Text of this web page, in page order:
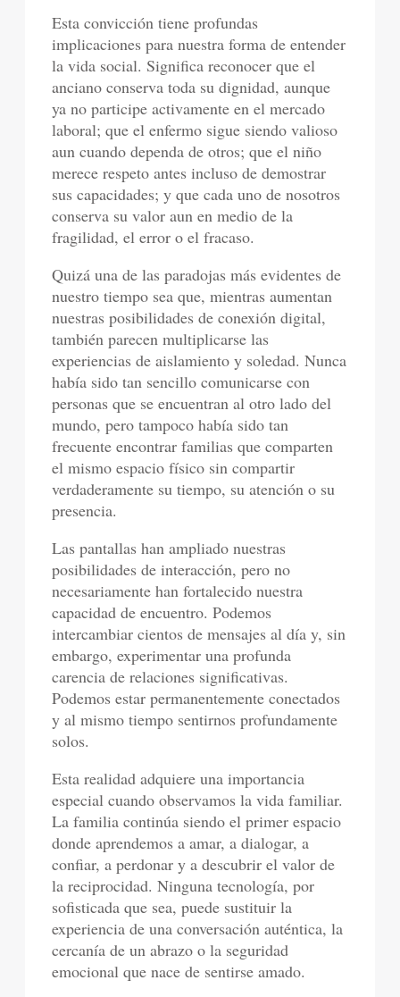
Esta convicción tiene profundas
implicaciones para nuestra forma de entender
la vida social. Significa reconocer que el
anciano conserva toda su dignidad, aunque
ya no participe activamente en el mercado
laboral; que el enfermo sigue siendo valioso
aun cuando dependa de otros; que el niño
merece respeto antes incluso de demostrar
sus capacidades; y que cada uno de nosotros
conserva su valor aun en medio de la
fragilidad, el error o el fracaso.
Quizá una de las paradojas más evidentes de
nuestro tiempo sea que, mientras aumentan
nuestras posibilidades de conexión digital,
también parecen multiplicarse las
experiencias de aislamiento y soledad. Nunca
había sido tan sencillo comunicarse con
personas que se encuentran al otro lado del
mundo, pero tampoco había sido tan
frecuente encontrar familias que comparten
el mismo espacio físico sin compartir
verdaderamente su tiempo, su atención o su
presencia.
Las pantallas han ampliado nuestras
posibilidades de interacción, pero no
necesariamente han fortalecido nuestra
capacidad de encuentro. Podemos
intercambiar cientos de mensajes al día y, sin
embargo, experimentar una profunda
carencia de relaciones significativas.
Podemos estar permanentemente conectados
y al mismo tiempo sentirnos profundamente
solos.
Esta realidad adquiere una importancia
especial cuando observamos la vida familiar.
La familia continúa siendo el primer espacio
donde aprendemos a amar, a dialogar, a
confiar, a perdonar y a descubrir el valor de
la reciprocidad. Ninguna tecnología, por
sofisticada que sea, puede sustituir la
experiencia de una conversación auténtica, la
cercanía de un abrazo o la seguridad
emocional que nace de sentirse amado.